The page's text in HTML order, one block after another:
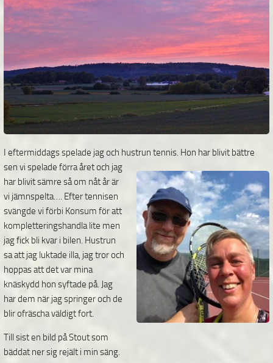
I eftermiddags spelade jag och hustrun tennis. Hon har blivit bättre
sen vi spelade förra året och jag
har blivit sämre så om nåt år är
vi jämnspelta…. Efter tennisen
svängde vi förbi Konsum för att
kompletteringshandla lite men
jag fick bli kvar i bilen. Hustrun
sa att jag luktade illa, jag tror och
hoppas att det var mina
knäskydd hon syftade på. Jag
har dem när jag springer och de
blir ofräscha väldigt fort.
Till sist en bild på Stout som
bäddat ner sig rejält i min säng.